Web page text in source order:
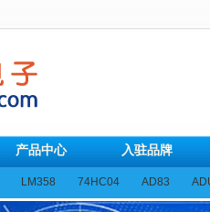
产品中心 入驻品牌
LM358 74HC04 AD83